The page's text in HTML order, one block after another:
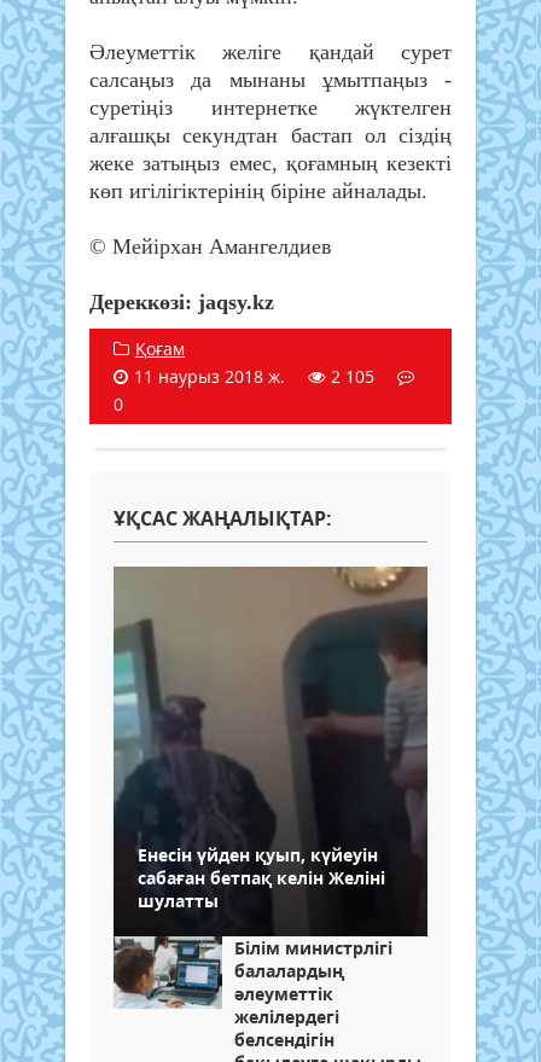
Әлеуметтік желіге қандай сурет
салсаңыз да мынаны ұмытпаңыз -
суретіңіз интернетке жүктелген
алғашқы секундтан бастап ол сіздің
жеке затыңыз емес, қоғамның кезекті
көп игілігіктерінің біріне айналады.
© Мейірхан Амангелдиев
Дереккөзі: jaqsy.kz
Қоғам
11 наурыз 2018 ж.
2 105
0
ҰҚСАС ЖАҢАЛЫҚТАР:
Енесін үйден қуып, күйеуін
сабаған бетпақ келін Желіні
шулатты
Білім министрлігі
балалардың
әлеуметтік
желілердегі
белсендігін